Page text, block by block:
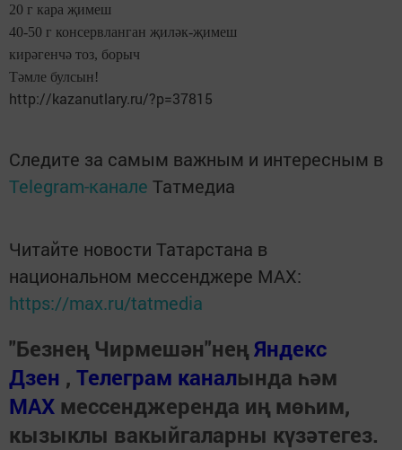
20 г кара җимеш
40-50 г консервланган җиләк-җимеш
кирәгенчә тоз, борыч
Тәмле булсын!
http://kazanutlary.ru/?p=37815
Следите за самым важным и интересным в
Telegram-канале Татмедиа
Читайте новости Татарстана в
национальном мессенджере MАХ:
https://max.ru/tatmedia
"Безнең Чирмешән"неңЯндекс
Дзен , Телеграм каналында һәм
МАХ мессенджеренда иң мөһим,
кызыклы вакыйгаларны күзәтегез.